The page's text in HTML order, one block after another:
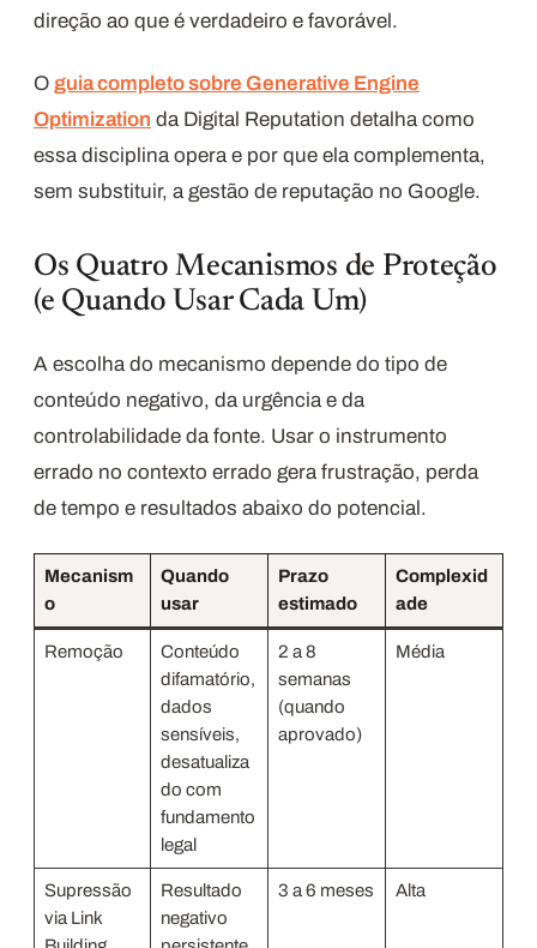
direção ao que é verdadeiro e favorável.
O guia completo sobre Generative Engine
Optimization da Digital Reputation detalha como
essa disciplina opera e por que ela complementa,
sem substituir, a gestão de reputação no Google.
Os Quatro Mecanismos de Proteção
(e Quando Usar Cada Um)
A escolha do mecanismo depende do tipo de
conteúdo negativo, da urgência e da
controlabilidade da fonte. Usar o instrumento
errado no contexto errado gera frustração, perda
de tempo e resultados abaixo do potencial.
Mecanism
o
Quando
usar
Prazo
estimado
Complexid
ade
Remoção
Conteúdo
difamatório,
dados
sensíveis,
desatualiza
do com
fundamento
legal
2 a 8
semanas
(quando
aprovado)
Média
Supressão
via Link
Resultado
negativo
3 a 6 meses Alta